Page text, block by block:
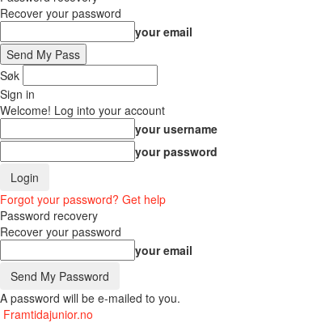
Recover your password
your email
Søk
Sign in
Welcome! Log into your account
your username
your password
Forgot your password? Get help
Password recovery
Recover your password
your email
A password will be e-mailed to you.
Framtidajunior.no